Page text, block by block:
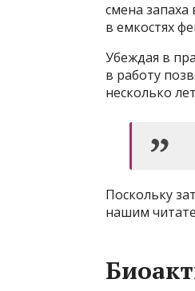
смена
в емкостях
Убеждая в
в работу
несколько
Поскольку
нашим